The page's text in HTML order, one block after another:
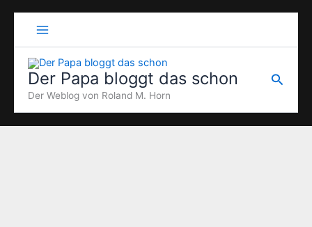
Der Papa bloggt das schon
Der Weblog von Roland M. Horn